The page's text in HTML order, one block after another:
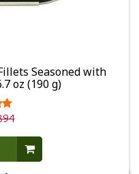
Seasoned with
oz (190 g)